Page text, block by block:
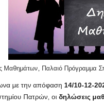
Μαθημάτων, Παλαιό Πρόγραμμα
με την απόφαση 14/10-12-
Πατρών, οι δηλώσεις